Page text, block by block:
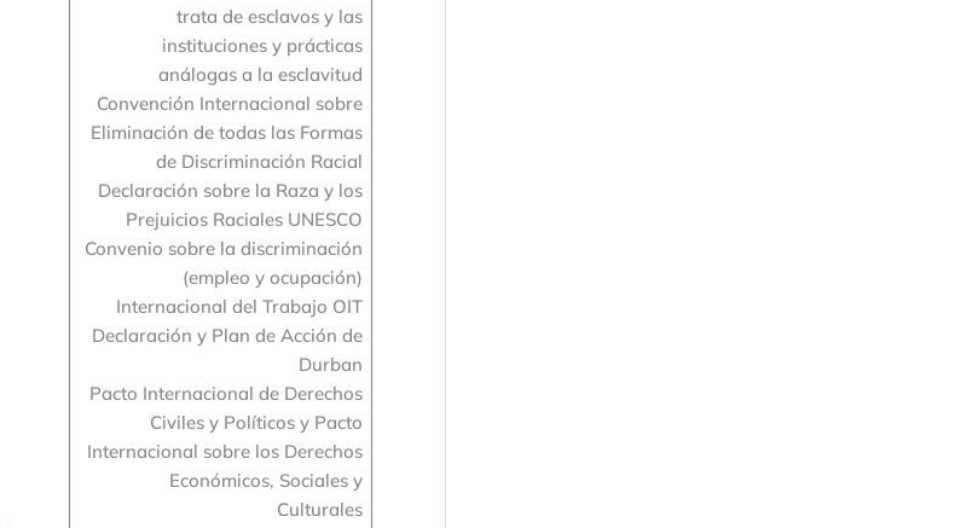
trata de esclavos y las
instituciones y prácticas
análogas a la esclavitud
Convención Internacional sobre
Eliminación de todas las Formas
de Discriminación Racial
Declaración sobre la Raza y los
Prejuicios Raciales UNESCO
Convenio sobre la discriminación
(empleo y ocupación)
Internacional del Trabajo OIT
Declaración y Plan de Acción de
Durban
Pacto Internacional de Derechos
Civiles y Políticos y Pacto
Internacional sobre los Derechos
Económicos, Sociales y
Culturales